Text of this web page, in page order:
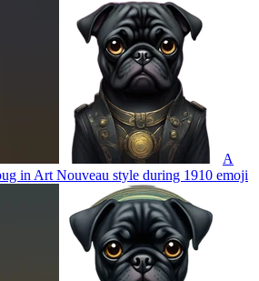
A
in Art Nouveau style during 1910 emoji